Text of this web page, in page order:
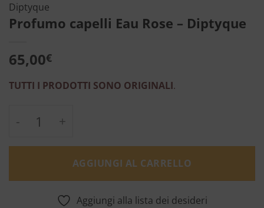
Diptyque
Profumo capelli Eau Rose – Diptyque
65,00€
TUTTI I PRODOTTI SONO ORIGINALI.
Profumo capelli Eau Rose - Diptyque
AGGIUNGI AL CARRELLO
Aggiungi alla lista dei desideri